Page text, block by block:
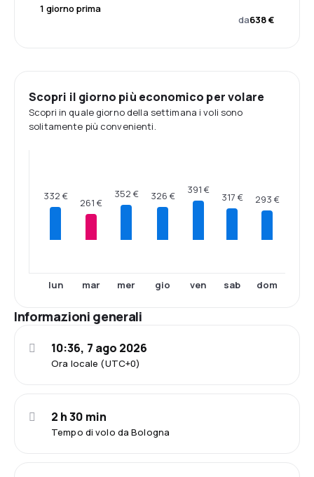
1 giorno prima
da638 €
Scopri il giorno più economico per volare
Scopri in quale giorno della settimana i voli sono
solitamente più convenienti.
332 €
lun
261 €
mar
352 €
mer
326 €
gio
391 €
ven
317 €
sab
293 €
dom
Informazioni generali
Ora locale (UTC+0)
10:36, 7 ago 2026
Tempo di volo da Bologna
2 h 30 min